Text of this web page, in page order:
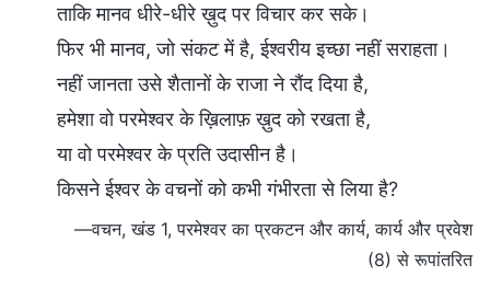
ताकि मानव धीरे-धीरे ख़ुद पर विचार कर सके।
फिर भी मानव, जो संकट में है, ईश्वरीय इच्छा नहीं सराहता।
नहीं जानता उसे शैतानों के राजा ने रौंद दिया है,
हमेशा वो परमेश्वर के ख़िलाफ़ ख़ुद को रखता है,
या वो परमेश्वर के प्रति उदासीन है।
किसने ईश्वर के वचनों को कभी गंभीरता से लिया है?
—वचन, खंड 1, परमेश्वर का प्रकटन और कार्य, कार्य और प्रवेश
(8) से रूपांतरित